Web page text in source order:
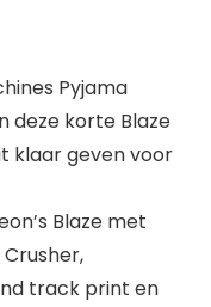
Pyjama
deze korte Blaze
klaar geven voor
Blaze met
track print en